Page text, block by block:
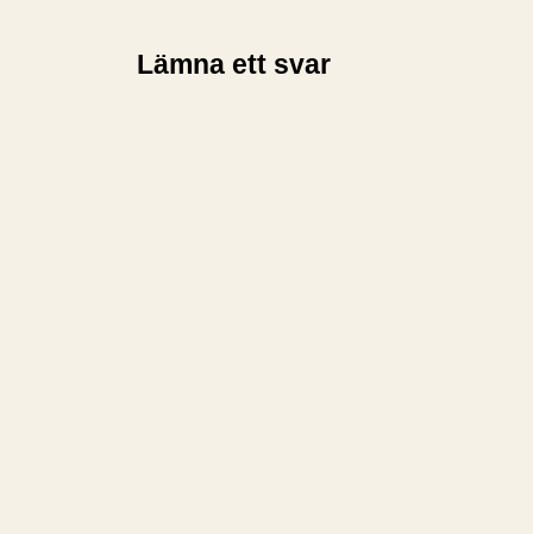
Lämna ett svar